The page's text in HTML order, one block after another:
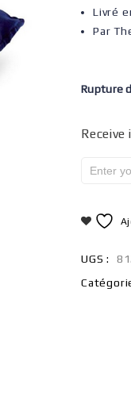
Livré
Par
Rupture
UGS :